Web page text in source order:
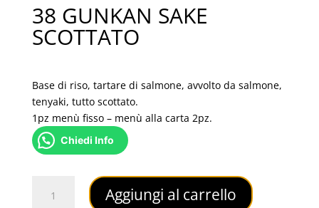
38 GUNKAN SAKE
SCOTTATO
Base di riso, tartare di salmone, avvolto da salmone,
tenyaki, tutto scottato.
1pz menù fisso – menù alla carta 2pz.
Chiedi Info
GUNKAN
Aggiungi al carrello